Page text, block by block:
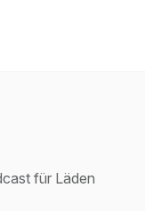
für Läden